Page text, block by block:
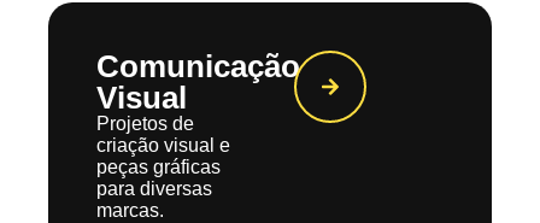
Comunicação
Visual
Projetos de
criação visual e
peças gráficas
para diversas
marcas.